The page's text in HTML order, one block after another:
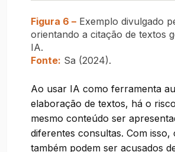
Figura 6 – Exemplo divulgado
orientando a citação de textos
IA.
Fonte: Sa (2024).
Ao usar IA como ferramenta
elaboração de textos, há o
mesmo conteúdo ser
diferentes consultas. Com isso,
também podem ser acusados